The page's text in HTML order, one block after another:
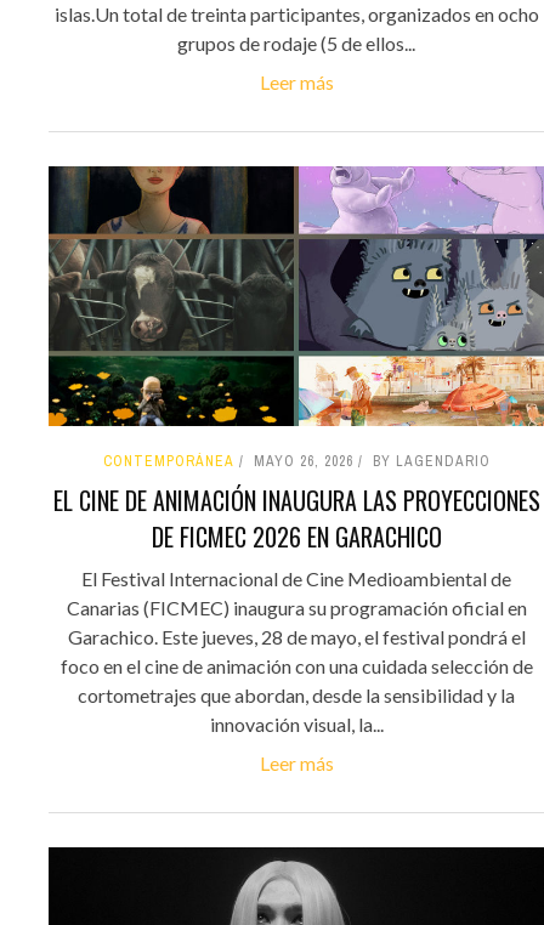
islas.Un total de treinta participantes, organizados en ocho
grupos de rodaje (5 de ellos...
Leer más
CONTEMPORÁNEA MAYO 26, 2026 BY LAGENDARIO
EL CINE DE ANIMACIÓN INAUGURA LAS PROYECCIONES
DE FICMEC 2026 EN GARACHICO
El Festival Internacional de Cine Medioambiental de
Canarias (FICMEC) inaugura su programación oficial en
Garachico. Este jueves, 28 de mayo, el festival pondrá el
foco en el cine de animación con una cuidada selección de
cortometrajes que abordan, desde la sensibilidad y la
innovación visual, la...
Leer más